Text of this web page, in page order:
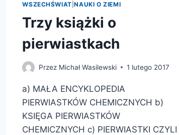
WSZECHŚWIAT |NAUKI O ZIEMI
Trzy książki o
pierwiastkach
Przez Michał Wasilewski 1 lutego 2017
a) MAŁA ENCYKLOPEDIA
PIERWIASTKÓW CHEMICZNYCH b)
KSIĘGA PIERWIASTKÓW
CHEMICZNYCH c) PIERWIASTKI CZYLI